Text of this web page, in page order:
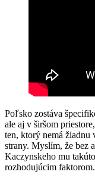
Poľsko zostáva
ale aj v širšom
ten, ktorý nemá žiadnu
strany. Myslím, že bez
Kaczynskeho mu
rozhodujúcim faktorom.